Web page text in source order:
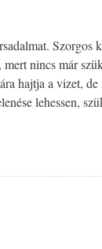
Szorgos
nincs már
hajtja a vizet,
lehessen,